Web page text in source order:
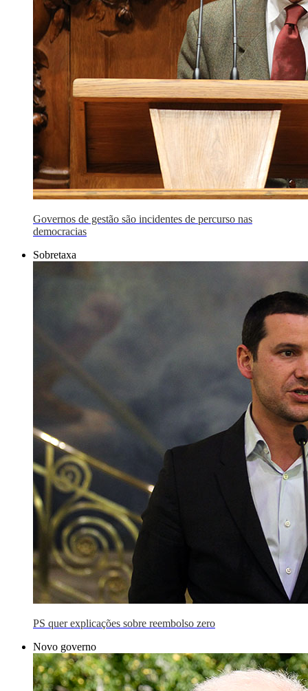
Governos de gestão são incidentes de percurso nas
democracias
Sobretaxa
PS quer explicações sobre reembolso zero
Novo governo